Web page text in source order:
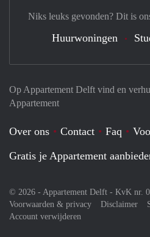
Op Appartement Delft vind en
Appartement
Over ons Contact Faq
Gratis je Appartement
© 2026 - Appartement Delft - KvK nr.
Voorwaarden & privacy
Disclaimer
Account verwijderen
Niks leuks gevonden? Dit is
Huurwoningen